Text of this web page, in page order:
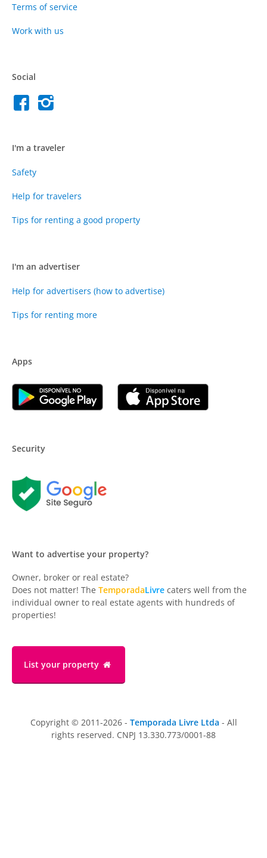
Terms of service
Work with us
Social
I'm a traveler
Safety
Help for travelers
Tips for renting a good property
I'm an advertiser
Help for advertisers (how to advertise)
Tips for renting more
Apps
Security
Want to advertise your property?
Owner, broker or real estate?
Does not matter! The TemporadaLivre caters well from the
individual owner to real estate agents with hundreds of
properties!
List your property
Copyright © 2011-2026 - Temporada Livre Ltda - All
rights reserved. CNPJ 13.330.773/0001-88